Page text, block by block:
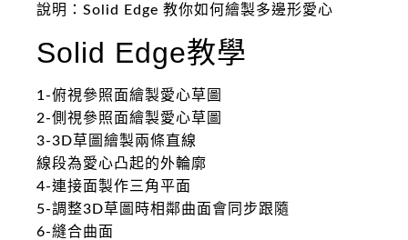
說明：Solid Edge 教你如何繪製多邊形愛心
Solid Edge教學
1-俯視參照面繪製愛心草圖
2-側視參照面繪製愛心草圖
3-3D草圖繪製兩條直線
線段為愛心凸起的外輪廓
4-連接面製作三角平面
5-調整3D草圖時相鄰曲面會同步跟隨
6-縫合曲面